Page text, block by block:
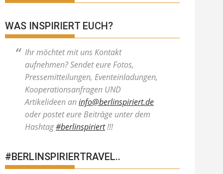
WAS INSPIRIERT EUCH?
Ihr möchtet mit uns Kontakt
aufnehmen? Sendet eure Fotos,
Pressemitteilungen, Eventeinladungen,
Kooperationsanfragen UND
Artikelideen aninfo@berlinspiriert.de
oder postet eure Beiträge unter dem
Hashtag#berlinspiriert!!!
#BERLINSPIRIERTRAVEL..